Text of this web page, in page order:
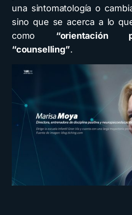
una sintomatología o
sino que se acerca a lo
como “orientación
“counselling”.